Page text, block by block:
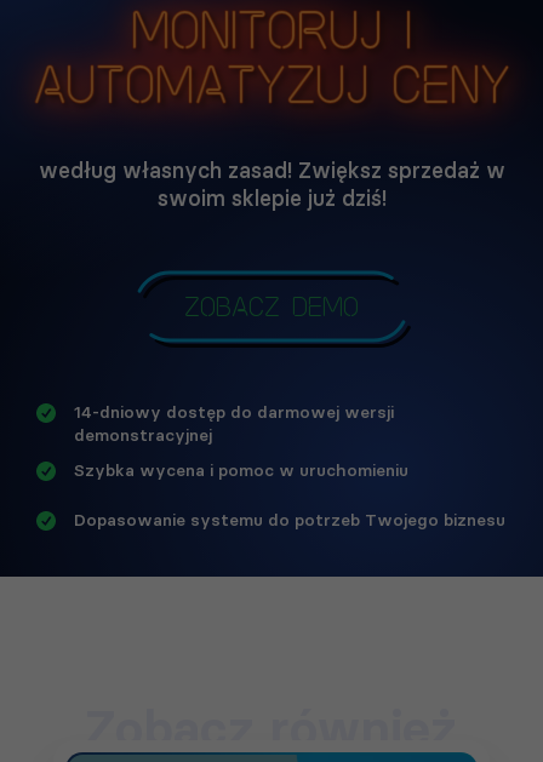
Monitoruj i
automatyzuj ceny
według własnych zasad! Zwiększ sprzedaż w
swoim sklepie już dziś!
Zobacz demo
14-dniowy dostęp do darmowej wersji
demonstracyjnej
Szybka wycena i pomoc w uruchomieniu
Dopasowanie systemu do potrzeb Twojego biznesu